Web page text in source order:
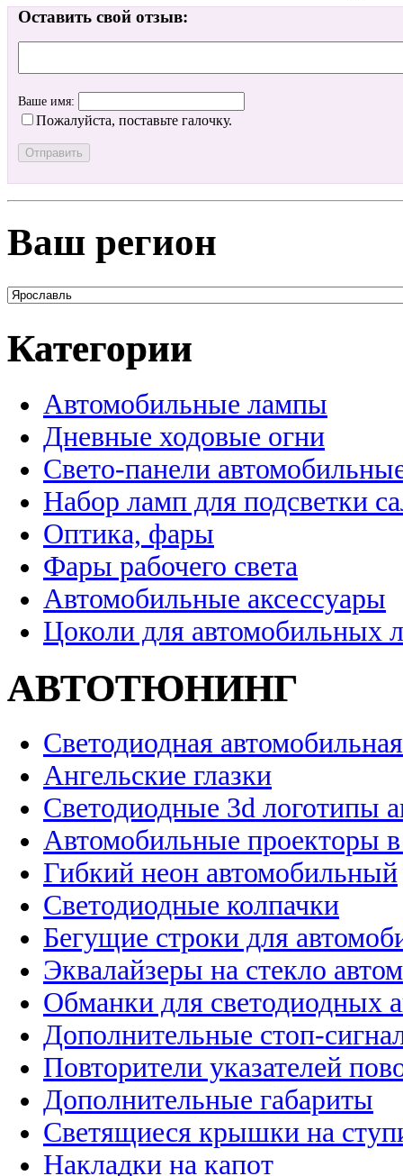
Оставить свой отзыв:
Ваше имя:
Пожалуйста, поставьте галочку.
Ваш регион
Категории
Автомобильные лампы
Дневные ходовые огни
Свето-панели
Набор ламп для подсветки
Оптика, фары
Фары рабочего света
Автомобильные аксессуары
Цоколи для автомобильных
АВТОТЮНИНГ
Светодиодная
Ангельские глазки
Светодиодные 3d логотипы
Автомобильные проекторы
Гибкий неон автомобильный
Светодиодные колпачки
Бегущие строки для
Эквалайзеры на стекло
Обманки для светодиодных
Дополнительные стоп-
Повторители указателей
Дополнительные габариты
Светящиеся крышки на
Накладки на капот